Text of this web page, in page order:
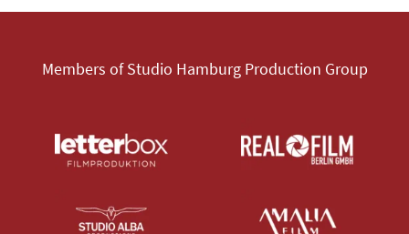
Members of Studio Hamburg Production Group